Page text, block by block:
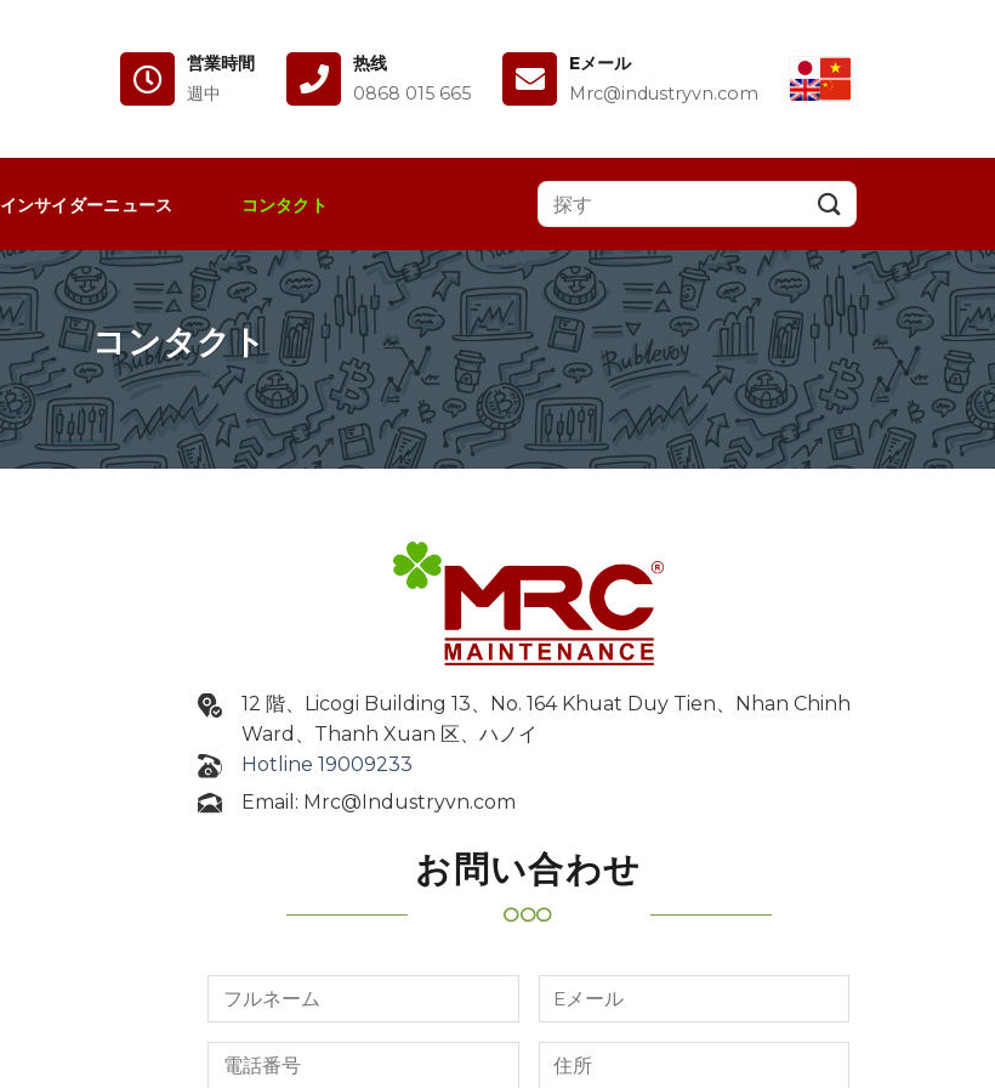
営業時間
週中
热线
0868 015 665
Eメール
Mrc@industryvn.com
インサイダーニュース コンタクト
コンタクト
12 階、Licogi Building 13、No. 164 Khuat Duy Tien、Nhan Chinh
Ward、Thanh Xuan 区、ハノイ
Hotline 19009233
Email: Mrc@Industryvn.com
お問い合わせ